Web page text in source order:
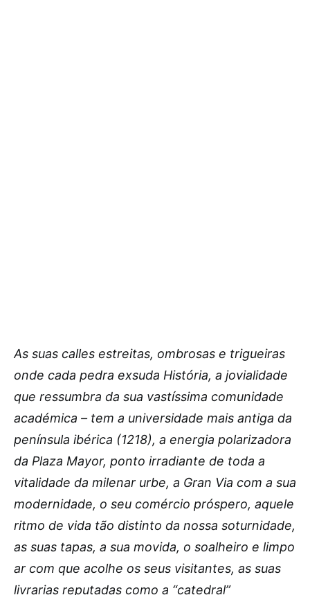
As suas calles estreitas, ombrosas e trigueiras
onde cada pedra exsuda História, a jovialidade
que ressumbra da sua vastíssima comunidade
académica – tem a universidade mais antiga da
península ibérica (1218), a energia polarizadora
da Plaza Mayor, ponto irradiante de toda a
vitalidade da milenar urbe, a Gran Via com a sua
modernidade, o seu comércio próspero, aquele
ritmo de vida tão distinto da nossa soturnidade,
as suas tapas, a sua movida, o soalheiro e limpo
ar com que acolhe os seus visitantes, as suas
livrarias reputadas como a “catedral”